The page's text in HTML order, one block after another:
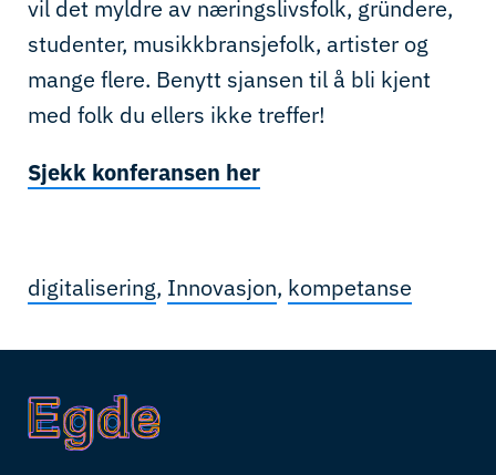
vil det myldre av næringslivsfolk, gründere,
studenter, musikkbransjefolk, artister og
mange flere. Benytt sjansen til å bli kjent
med folk du ellers ikke treffer!
Sjekk konferansen her
digitalisering, Innovasjon, kompetanse